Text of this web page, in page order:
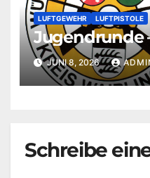
LUFTGEWEHR LUFTPISTOLE
Jugendrunde
JUNI 8, 2026
Schreibe